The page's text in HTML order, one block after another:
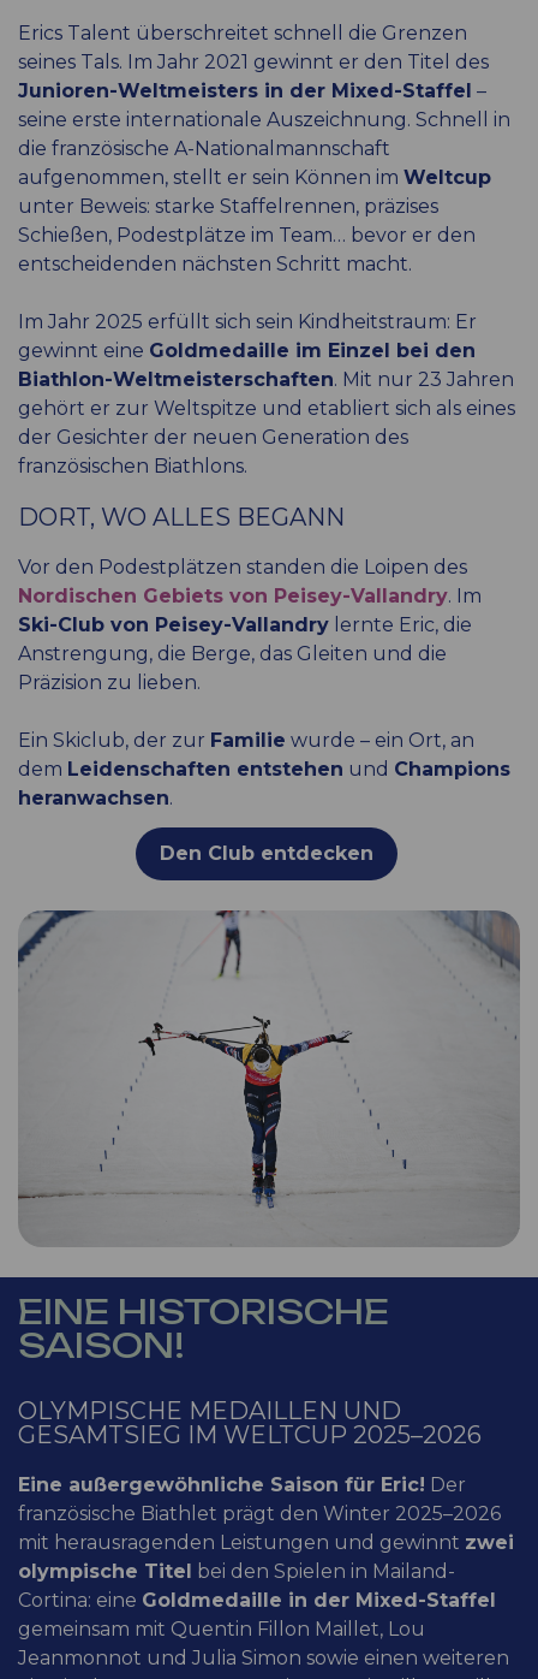
Erics Talent überschreitet schnell die Grenzen
seines Tals. Im Jahr 2021 gewinnt er den Titel des
Junioren-Weltmeisters in der Mixed-Staffel –
seine erste internationale Auszeichnung. Schnell in
die französische A-Nationalmannschaft
aufgenommen, stellt er sein Können im Weltcup
unter Beweis: starke Staffelrennen, präzises
Schießen, Podestplätze im Team… bevor er den
entscheidenden nächsten Schritt macht.
Im Jahr 2025 erfüllt sich sein Kindheitstraum: Er
gewinnt eine Goldmedaille im Einzel bei den
Biathlon-Weltmeisterschaften. Mit nur 23 Jahren
gehört er zur Weltspitze und etabliert sich als eines
der Gesichter der neuen Generation des
französischen Biathlons.
DORT, WO ALLES BEGANN
Vor den Podestplätzen standen die Loipen des
Nordischen Gebiets von Peisey-Vallandry. Im
Ski-Club von Peisey-Vallandry lernte Eric, die
Anstrengung, die Berge, das Gleiten und die
Präzision zu lieben.
Ein Skiclub, der zur Familie wurde – ein Ort, an
dem Leidenschaften entstehen und Champions
heranwachsen.
Den Club entdecken
EINE HISTORISCHE
SAISON!
OLYMPISCHE MEDAILLEN UND
GESAMTSIEG IM WELTCUP 2025–2026
Eine außergewöhnliche Saison für Eric! Der
französische Biathlet prägt den Winter 2025–2026
mit herausragenden Leistungen und gewinnt zwei
olympische Titel bei den Spielen in Mailand-
Cortina: eine Goldmedaille in der Mixed-Staffel
gemeinsam mit Quentin Fillon Maillet, Lou
Jeanmonnot und Julia Simon sowie einen weiteren